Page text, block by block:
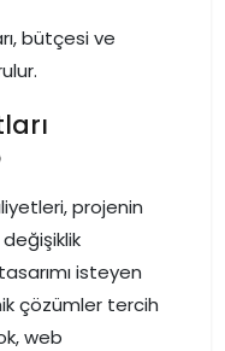
bütçesi ve
projenin
isteyen
çözümler tercih
web